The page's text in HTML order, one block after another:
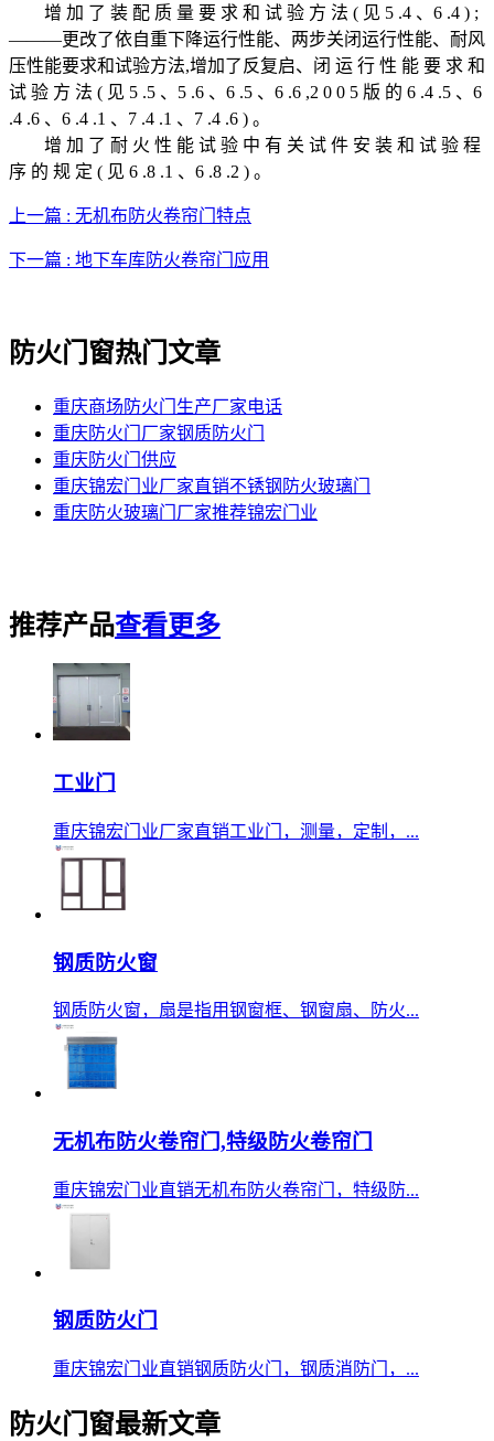
增 加 了 装 配 质 量 要 求 和 试 验 方 法 ( 见 5 .4 、6 .4 ) ;
———更改了依自重下降运行性能、两步关闭运行性能、耐风
压性能要求和试验方法,增加了反复启、闭 运 行 性 能 要 求 和
试 验 方 法 ( 见 5 .5 、5 .6 、6 .5 、6 .6 ,2 0 0 5 版 的 6 .4 .5 、6
.4 .6 、6 .4 .1 、7 .4 .1 、7 .4 .6 ) 。
增 加 了 耐 火 性 能 试 验 中 有 关 试 件 安 装 和 试 验 程
序 的 规 定 ( 见 6 .8 .1 、6 .8 .2 ) 。
上一篇 : 无机布防火卷帘门特点
下一篇 : 地下车库防火卷帘门应用
防火门窗热门文章
重庆商场防火门生产厂家电话
重庆防火门厂家钢质防火门
重庆防火门供应
重庆锦宏门业厂家直销不锈钢防火玻璃门
重庆防火玻璃门厂家推荐锦宏门业
推荐产品查看更多
工业门
重庆锦宏门业厂家直销工业门，测量，定制，...
钢质防火窗
钢质防火窗，扇是指用钢窗框、钢窗扇、防火...
无机布防火卷帘门,特级防火卷帘门
重庆锦宏门业直销无机布防火卷帘门，特级防...
钢质防火门
重庆锦宏门业直销钢质防火门，钢质消防门，...
防火门窗最新文章